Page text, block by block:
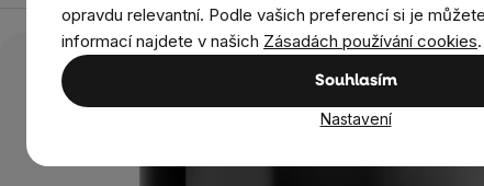
opravdu relevantní. Podle vašich preferencí si je
informací najdete v našich Zásadách používání cookies.
Souhlasím
Nastavení
Potraviny Ořechové krémy, džemy a marmelády